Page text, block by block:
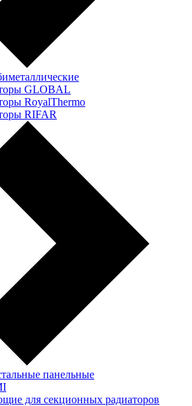
GLOBAL
RoyalThermo
RIFAR
панельные
для секционных радиаторов